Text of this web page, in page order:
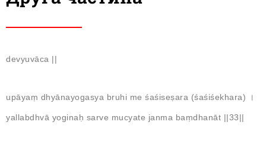
devyuvāca ||
upāyaṃ dhyānayogasya bruhi me śaśiseṣara (śaśiśekhara) ।
yallabdhvā yoginaḥ sarve mucyate janma baṃdhanāt ||33||